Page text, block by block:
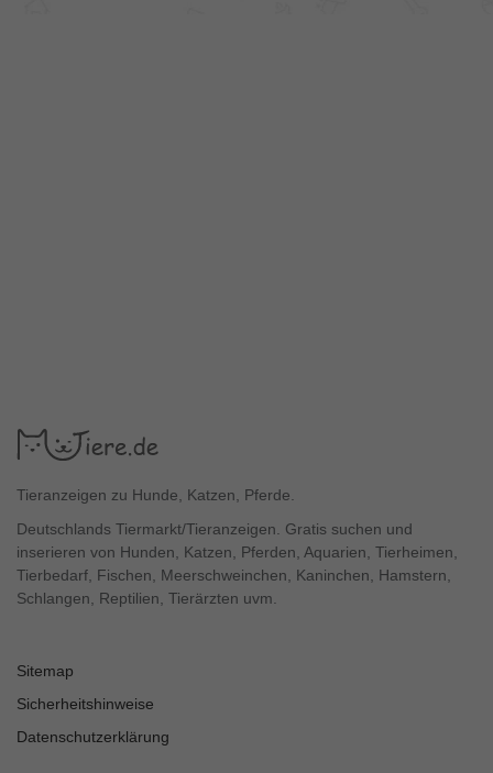
Tieranzeigen zu Hunde, Katzen, Pferde.
Deutschlands Tiermarkt/Tieranzeigen. Gratis suchen und
inserieren von Hunden, Katzen, Pferden, Aquarien, Tierheimen,
Tierbedarf, Fischen, Meerschweinchen, Kaninchen, Hamstern,
Schlangen, Reptilien, Tierärzten uvm.
Sitemap
Sicherheitshinweise
Datenschutzerklärung